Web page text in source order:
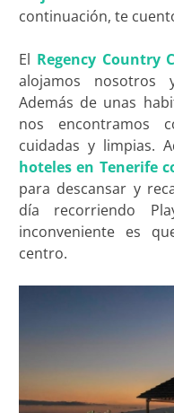
continuación, te
El Regency Country
alojamos nosotros
Además de unas
nos encontramos
cuidadas y limpias.
hoteles en Tenerife
para descansar y
día recorriendo
inconveniente es
centro.